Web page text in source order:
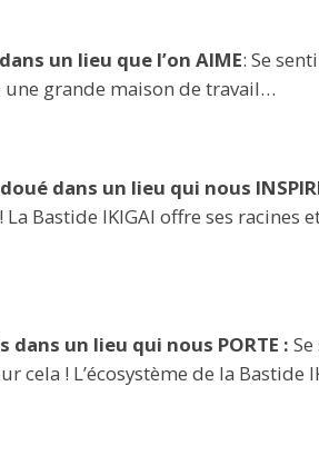
un lieu que l’on AIME: Se
une grande maison de travail…
dans un lieu qui nous
Bastide IKIGAI offre ses racines
un lieu qui nous PORTE :
cela ! L’écosystème de la Bastide